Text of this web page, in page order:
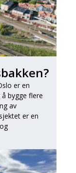
er en
bygge flere
av
er en